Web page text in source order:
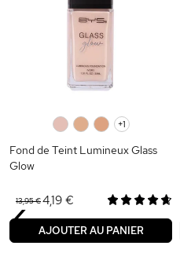
+1
Fond de Teint Lumineux Glass
Glow
13,95 €4,19 €
AJOUTER AU PANIER
‹